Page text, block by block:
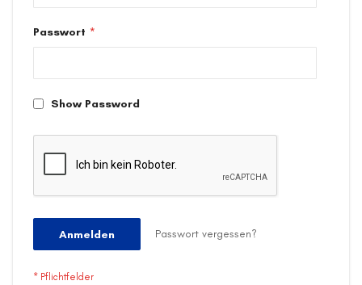
Passwort
Show Password
Anmelden Passwort vergessen?